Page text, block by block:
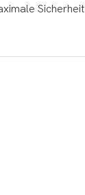
Sicherheit